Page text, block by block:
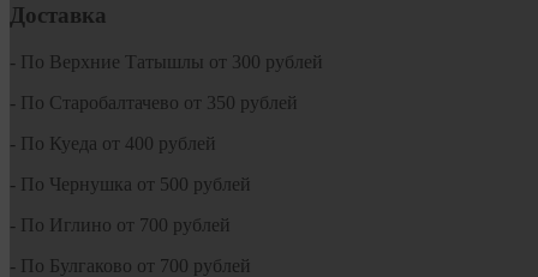
Доставка
- По Верхние Татышлы от 300 рублей
- По Старобалтачево от 350 рублей
- По Куеда от 400 рублей
- По Чернушка от 500 рублей
- По Иглино от 700 рублей
- По Булгаково от 700 рублей